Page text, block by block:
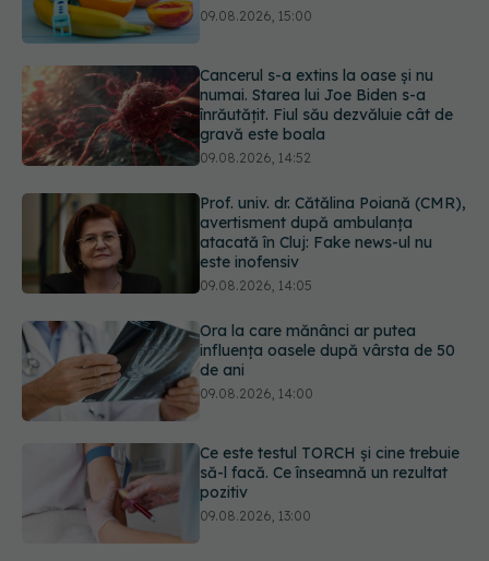
numai. Starea lui Joe Biden s-a
09.08.2026, 14:52
Prof. univ. dr. Cătălina Poiană (CMR),
avertisment după ambulanța
atacată în Cluj: Fake news-ul nu
09.08.2026, 14:05
Ora la care mănânci ar putea
influența oasele după vârsta de 50
de ani
Ce este testul TORCH și cine trebuie
să-l facă. Ce înseamnă un rezultat
Adevărul despre diabetul de tip 2:
ce greșeli fac majoritatea oamenilor.